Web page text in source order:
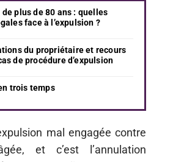
plus de 80 ans : quelles
face à l’expulsion ?
du propriétaire et recours
de procédure d’expulsion
trois temps
mal engagée contre
et c’est l’annulation